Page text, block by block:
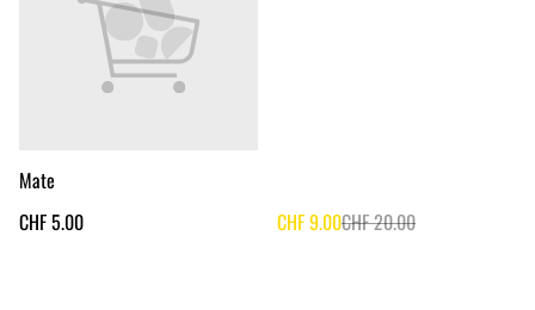
Mate
CHF 5.00
CHF 9.00CHF 20.00